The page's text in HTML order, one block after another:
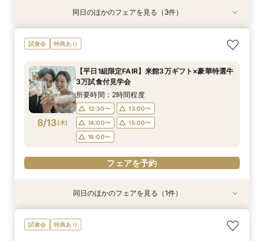
特典あり
8/11(火)
【料理重視の方へ】6名〜家族で貸切♪神戸の海×
シェフ特製試食×じっくり安心相談会
9:00〜
10:00〜
14:00〜
15:00〜
17:00〜
フェアを予約
特典あり
8/11(火)
【愛する家族と叶える感動の1日】挙式参列OK*
ペット連れ婚相談会
9:00〜
10:00〜
14:00〜
15:00〜
16:00〜
フェアを予約
特典あり
8/11(火)
【人気グルメサイト★4.72】評判のレストラン
料理試食付き相談会
9:00〜
10:00〜
14:00〜
15:00〜
17:00〜
フェアを予約
同日のほかのフェアを見る（3件）
試食会 特典あり
8/13(木)
【平日1組限定FAIR】来館3万ギフト×豪華特選牛
3万試食付見学会
所要時間：2時間程度
12:30〜
13:00〜
14:00〜
15:00〜
16:00〜
フェアを予約
特典あり
【6名様～少人数貸切OK】20名89万円～♪ご家
族＆ご友人様と過ごすアットホームウェディング
同日のほかのフェアを見る（1件）
試食会 特典あり